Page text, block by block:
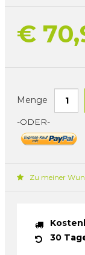
€
Menge
-ODER-
Zu meiner
30